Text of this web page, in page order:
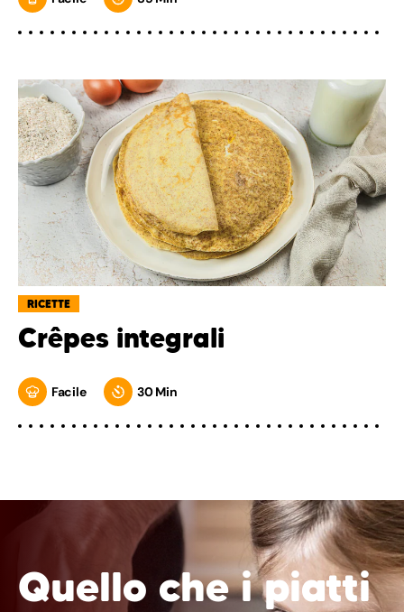
RICETTE
Crêpes integrali
Facile 30 Min
Quello che i piatti